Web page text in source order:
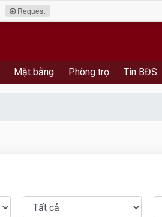
Mặt bằng Phòng trọ Tin BĐS
Request